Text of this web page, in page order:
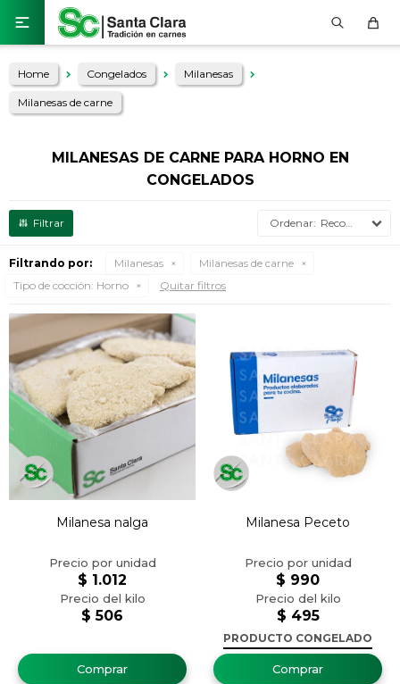

Home Congelados Milanesas
Milanesas de carne
MILANESAS DE CARNE PARA HORNO EN
CONGELADOS
Recomendados
Filtrando por: Milanesas
Milanesas de carne
Tipo de cocción: Horno Quitar filtros
Milanesa nalga
$ 506
$ 1.012
Milanesa Peceto
$ 495
$ 990
PRODUCTO CONGELADO